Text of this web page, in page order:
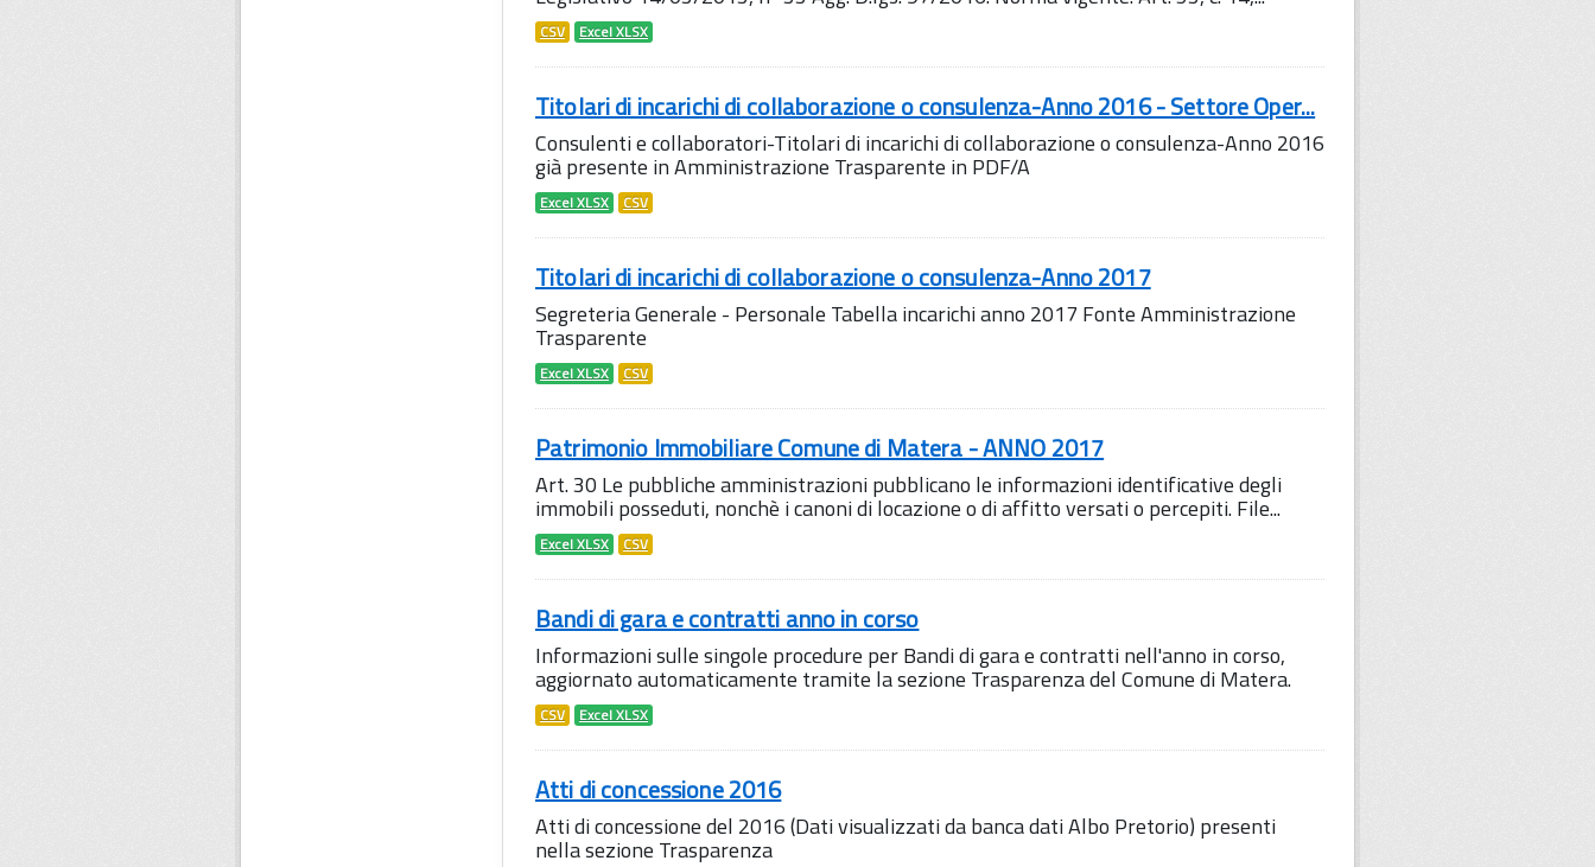
CSV Excel XLSX
Titolari di incarichi di collaborazione o consulenza-Anno 2016 - Settore Oper...
Consulenti e collaboratori-Titolari di incarichi di collaborazione o consulenza-Anno 2016
già presente in Amministrazione Trasparente in PDF/A
Excel XLSX CSV
Titolari di incarichi di collaborazione o consulenza-Anno 2017
Segreteria Generale - Personale Tabella incarichi anno 2017 Fonte Amministrazione
Trasparente
Excel XLSX CSV
Patrimonio Immobiliare Comune di Matera - ANNO 2017
Art. 30 Le pubbliche amministrazioni pubblicano le informazioni identificative degli
immobili posseduti, nonchè i canoni di locazione o di affitto versati o percepiti. File...
Excel XLSX CSV
Bandi di gara e contratti anno in corso
Informazioni sulle singole procedure per Bandi di gara e contratti nell'anno in corso,
aggiornato automaticamente tramite la sezione Trasparenza del Comune di Matera.
CSV Excel XLSX
Atti di concessione 2016
Atti di concessione del 2016 (Dati visualizzati da banca dati Albo Pretorio) presenti
nella sezione Trasparenza